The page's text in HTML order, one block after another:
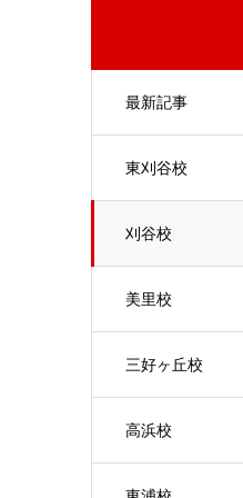
最新記事
東刈谷校
刈谷校
美里校
三好ヶ丘校
高浜校